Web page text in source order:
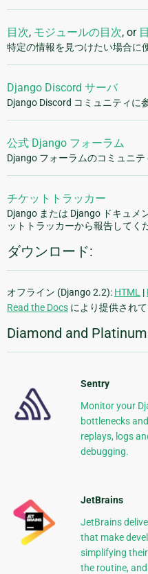
目次, モジュールの目次, or
特定の情報を見つけたい場合に
Django Discord サーバ
Django Discord コミュニティに
公式 Django フォーラム
Django フォーラムのコミュニテ
チケットトラッカー
Django または Django ドキュメ
ットトラッカーから報告してく
ダウンロード:
オフライン (Django 2.2): HTML |
Read the Docs により提供されて
Diamond and
Sentry
Monitor your
bottlenecks
replays, logs
debugging.
JetBrains
JetBrains
that make
simplifying
the routine,